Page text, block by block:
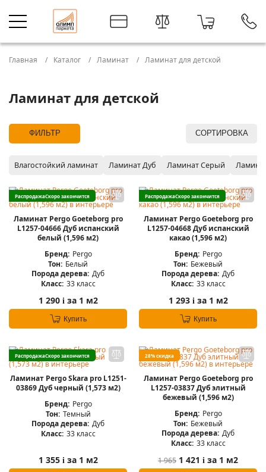
Главная Каталог Ламинат Ламинат для детской
Ламинат для детской
ФИЛЬТР СОРТИРОВКА
Влагостойкий ламинат Ламинат Дуб Ламинат Серый
РаспродажаСкоро закончится
Ламинат Pergo Goeteborg pro
L1257-04666 Дуб испанский
белый (1,596 м2)
Бренд: Pergo
Тон: Белый
Порода дерева: Дуб
Класс: 33 класс
1 290 iза 1 м2
Купить
РаспродажаСкоро закончится
Ламинат Pergo Goeteborg pro
L1257-04668 Дуб испанский
какао (1,596 м2)
Бренд: Pergo
Тон: Бежевый
Порода дерева: Дуб
Класс: 33 класс
1 293 iза 1 м2
Купить
РаспродажаСкоро закончится
Ламинат Pergo Skara pro L1251-
03869 Дуб черный (1,573 м2)
Бренд: Pergo
Тон: Темный
Порода дерева: Дуб
Класс: 33 класс
1 355 iза 1 м2
28% скидка
Ламинат Pergo Goeteborg pro
L1257-03837 Дуб элитный
бежевый (1,596 м2)
Бренд: Pergo
Тон: Бежевый
Порода дерева: Дуб
Класс: 33 класс
1 965 1 421 i за 1 м2